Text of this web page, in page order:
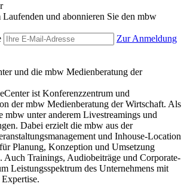
und abonnieren Sie den mbw
Zur Anmeldung
und die mbw Medienberatung der
ist Konferenzzentrum und
der mbw Medienberatung der Wirtschaft. Als
mbw unter anderem Livestreamings und
Dabei erzielt die mbw aus der
und Inhouse-Location
Planung, Konzeption und Umsetzung
Auch Trainings, Audiobeiträge und Corporate-
Leistungsspektrum des Unternehmens mit